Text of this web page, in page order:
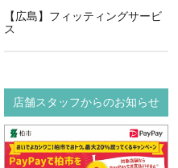
【広島】フィッティングサービ
ス
店舗スタッフからのお知らせ